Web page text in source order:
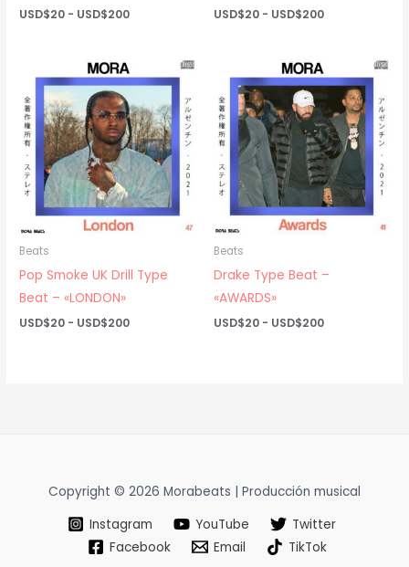
USD$20 - USD$200Rango
USD$20
hasta
USD$200
USD$20 - USD$200Rango
USD$20
hasta
USD$200
Beats
Pop Smoke UK Drill Type
Beat – «LONDON»
USD$20 - USD$200Rango
Beats
Drake Type Beat –
«AWARDS»
USD$20 - USD$200Rango
Copyright © 2026 Morabeats | Producción musical
Instagram
YouTube
Twitter
Facebook
Email TikTok